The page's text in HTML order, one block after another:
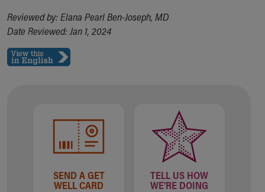
Department of Public Safety
Health Info
Health Information
Healthy Info, Healthy Kids
Educational Resources
Injury Prevention
Medical Records
Skip to main content
Reviewed by: Elana Pearl Ben-Joseph, MD
Date Reviewed: Jan 1, 2024
SEND A GET
WELL CARD
TELL US HOW
WE'RE DOING